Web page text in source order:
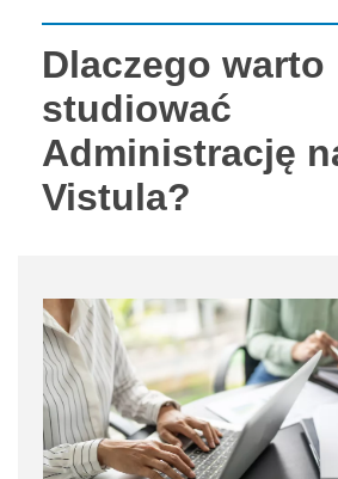
Dlaczego warto
studiować
Administrację
Vistula?